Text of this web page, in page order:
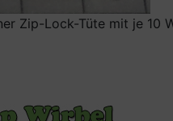
Zip-Lock-Tüte mit je 10